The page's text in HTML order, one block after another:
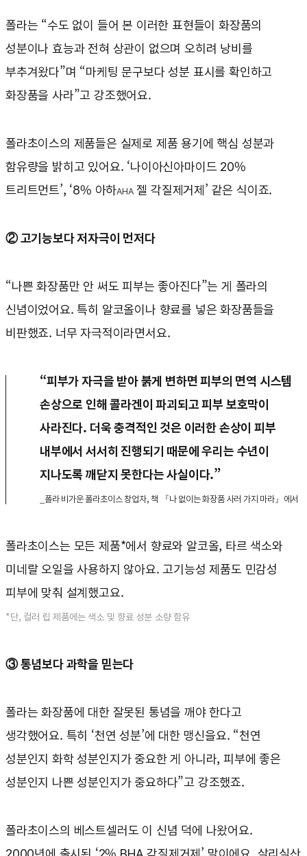
폴라는 “수도 없이 들어 본 이러한 표현들이 화장품의
성분이나 효능과 전혀 상관이 없으며 오히려 낭비를
부추겨왔다”며 “마케팅 문구보다 성분 표시를 확인하고
화장품을 사라”고 강조했어요.
폴라초이스의 제품들은 실제로 제품 용기에 핵심 성분과
함유량을 밝히고 있어요. ‘나이아신아마이드 20%
트리트먼트’, ‘8% 아하AHA젤 각질제거제’ 같은 식이죠.
② 고기능보다 저자극이 먼저다
“나쁜 화장품만 안 써도 피부는 좋아진다”는 게 폴라의
신념이었어요. 특히 알코올이나 향료를 넣은 화장품들을
비판했죠. 너무 자극적이라면서요.
“피부가 자극을 받아 붉게 변하면 피부의 면역 시스템
손상으로 인해 콜라겐이 파괴되고 피부 보호막이
사라진다. 더욱 충격적인 것은 이러한 손상이 피부
내부에서 서서히 진행되기 때문에 우리는 수년이
지나도록 깨닫지 못한다는 사실이다.”
_폴라 비가운 폴라초이스 창업자, 책 『나 없이는 화장품 사러 가지 마라』에서
폴라초이스는 모든 제품*에서 향료와 알코올, 타르 색소와
미네랄 오일을 사용하지 않아요. 고기능성 제품도 민감성
피부에 맞춰 설계했고요.
*단, 컬러 립 제품에는 색소 및 향료 성분 소량 함유
③ 통념보다 과학을 믿는다
폴라는 화장품에 대한 잘못된 통념을 깨야 한다고
생각했어요. 특히 ‘천연 성분’에 대한 맹신을요. “천연
성분인지 화학 성분인지가 중요한 게 아니라, 피부에 좋은
성분인지 나쁜 성분인지가 중요하다”고 강조했죠.
폴라초이스의 베스트셀러도 이 신념 덕에 나왔어요.